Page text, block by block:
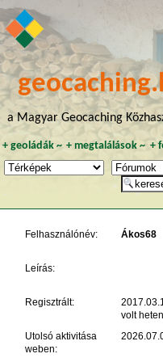
a Magyar Geocaching
+ geoládák~ +megtalálások ~ +
Felhasználónév: Ákos68
Leírás:
Regisztrált:
volt
Utolsó aktivitása
weben: